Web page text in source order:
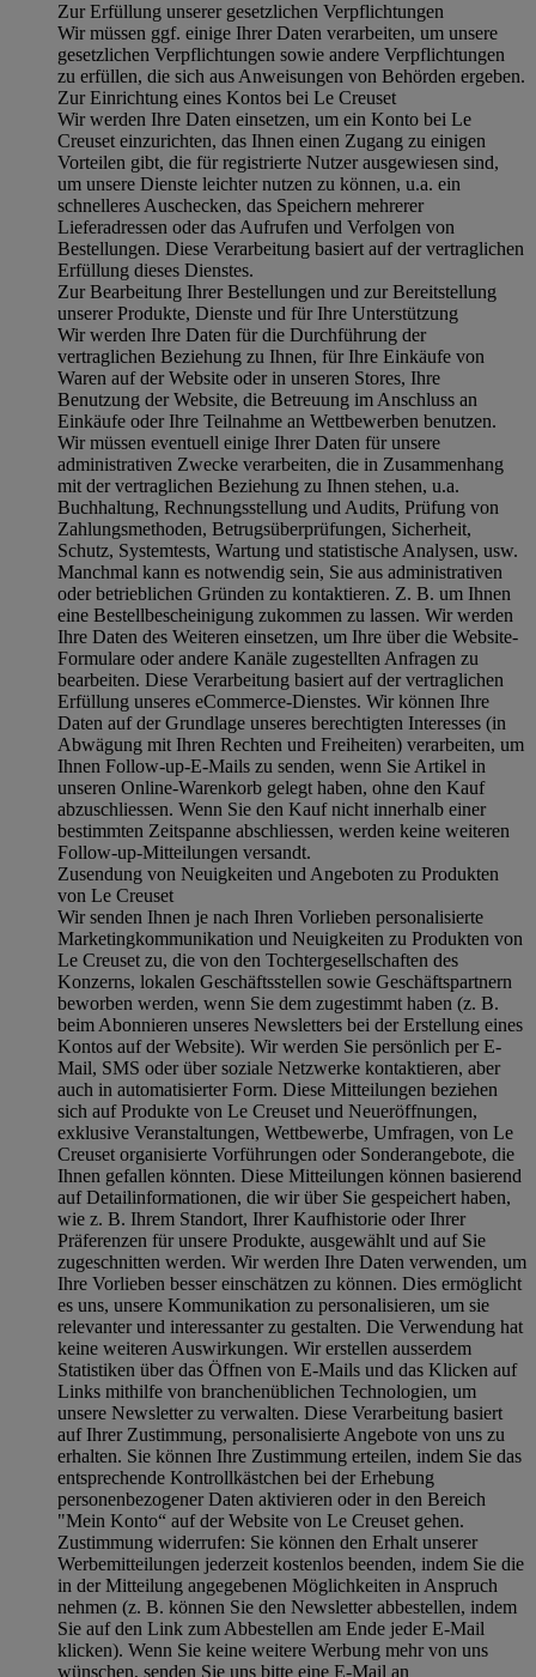
Zur Erfüllung unserer gesetzlichen Verpflichtungen
Wir müssen ggf. einige Ihrer Daten verarbeiten, um unsere
gesetzlichen Verpflichtungen sowie andere Verpflichtungen
zu erfüllen, die sich aus Anweisungen von Behörden ergeben.
Zur Einrichtung eines Kontos bei Le Creuset
Wir werden Ihre Daten einsetzen, um ein Konto bei Le
Creuset einzurichten, das Ihnen einen Zugang zu einigen
Vorteilen gibt, die für registrierte Nutzer ausgewiesen sind,
um unsere Dienste leichter nutzen zu können, u.a. ein
schnelleres Auschecken, das Speichern mehrerer
Lieferadressen oder das Aufrufen und Verfolgen von
Bestellungen. Diese Verarbeitung basiert auf der vertraglichen
Erfüllung dieses Dienstes.
Zur Bearbeitung Ihrer Bestellungen und zur Bereitstellung
unserer Produkte, Dienste und für Ihre Unterstützung
Wir werden Ihre Daten für die Durchführung der
vertraglichen Beziehung zu Ihnen, für Ihre Einkäufe von
Waren auf der Website oder in unseren Stores, Ihre
Benutzung der Website, die Betreuung im Anschluss an
Einkäufe oder Ihre Teilnahme an Wettbewerben benutzen.
Wir müssen eventuell einige Ihrer Daten für unsere
administrativen Zwecke verarbeiten, die in Zusammenhang
mit der vertraglichen Beziehung zu Ihnen stehen, u.a.
Buchhaltung, Rechnungsstellung und Audits, Prüfung von
Zahlungsmethoden, Betrugsüberprüfungen, Sicherheit,
Schutz, Systemtests, Wartung und statistische Analysen, usw.
Manchmal kann es notwendig sein, Sie aus administrativen
oder betrieblichen Gründen zu kontaktieren. Z. B. um Ihnen
eine Bestellbescheinigung zukommen zu lassen. Wir werden
Ihre Daten des Weiteren einsetzen, um Ihre über die Website-
Formulare oder andere Kanäle zugestellten Anfragen zu
bearbeiten. Diese Verarbeitung basiert auf der vertraglichen
Erfüllung unseres eCommerce-Dienstes. Wir können Ihre
Daten auf der Grundlage unseres berechtigten Interesses (in
Abwägung mit Ihren Rechten und Freiheiten) verarbeiten, um
Ihnen Follow-up-E-Mails zu senden, wenn Sie Artikel in
unseren Online-Warenkorb gelegt haben, ohne den Kauf
abzuschliessen. Wenn Sie den Kauf nicht innerhalb einer
bestimmten Zeitspanne abschliessen, werden keine weiteren
Follow-up-Mitteilungen versandt.
Zusendung von Neuigkeiten und Angeboten zu Produkten
von Le Creuset
Wir senden Ihnen je nach Ihren Vorlieben personalisierte
Marketingkommunikation und Neuigkeiten zu Produkten von
Le Creuset zu, die von den Tochtergesellschaften des
Konzerns, lokalen Geschäftsstellen sowie Geschäftspartnern
beworben werden, wenn Sie dem zugestimmt haben (z. B.
beim Abonnieren unseres Newsletters bei der Erstellung eines
Kontos auf der Website). Wir werden Sie persönlich per E-
Mail, SMS oder über soziale Netzwerke kontaktieren, aber
auch in automatisierter Form. Diese Mitteilungen beziehen
sich auf Produkte von Le Creuset und Neueröffnungen,
exklusive Veranstaltungen, Wettbewerbe, Umfragen, von Le
Creuset organisierte Vorführungen oder Sonderangebote, die
Ihnen gefallen könnten. Diese Mitteilungen können basierend
auf Detailinformationen, die wir über Sie gespeichert haben,
wie z. B. Ihrem Standort, Ihrer Kaufhistorie oder Ihrer
Präferenzen für unsere Produkte, ausgewählt und auf Sie
zugeschnitten werden. Wir werden Ihre Daten verwenden, um
Ihre Vorlieben besser einschätzen zu können. Dies ermöglicht
es uns, unsere Kommunikation zu personalisieren, um sie
relevanter und interessanter zu gestalten. Die Verwendung hat
keine weiteren Auswirkungen. Wir erstellen ausserdem
Statistiken über das Öffnen von E-Mails und das Klicken auf
Links mithilfe von branchenüblichen Technologien, um
unsere Newsletter zu verwalten. Diese Verarbeitung basiert
auf Ihrer Zustimmung, personalisierte Angebote von uns zu
erhalten. Sie können Ihre Zustimmung erteilen, indem Sie das
entsprechende Kontrollkästchen bei der Erhebung
personenbezogener Daten aktivieren oder in den Bereich
"Mein Konto“ auf der Website von Le Creuset gehen.
Zustimmung widerrufen: Sie können den Erhalt unserer
Werbemitteilungen jederzeit kostenlos beenden, indem Sie die
in der Mitteilung angegebenen Möglichkeiten in Anspruch
nehmen (z. B. können Sie den Newsletter abbestellen, indem
Sie auf den Link zum Abbestellen am Ende jeder E-Mail
klicken). Wenn Sie keine weitere Werbung mehr von uns
wünschen, senden Sie uns bitte eine E-Mail an